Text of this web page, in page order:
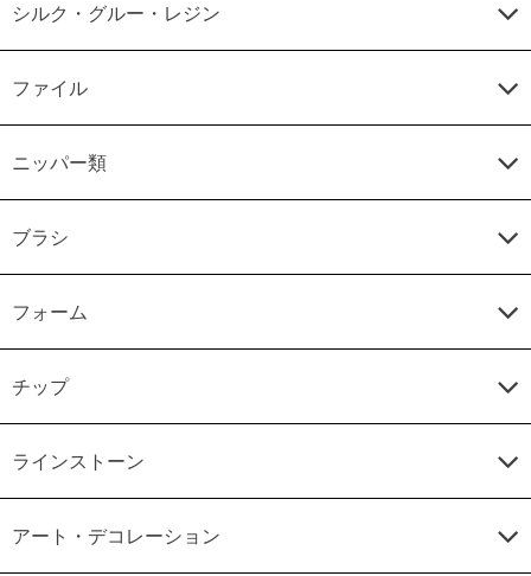
シルク・グルー・レジン
ファイル
ニッパー類
ブラシ
フォーム
チップ
ラインストーン
アート・デコレーション